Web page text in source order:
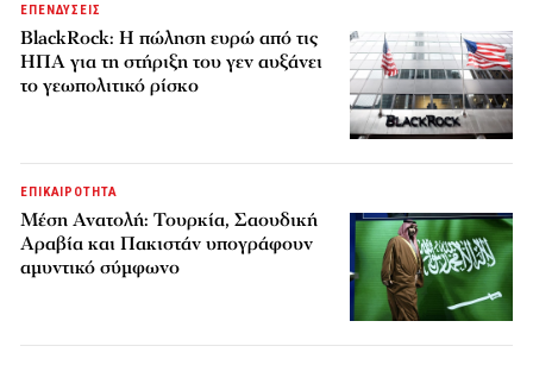
ΕΠΕΝΔΥΣΕΙΣ
BlackRock: Η πώληση ευρώ από τις
ΗΠΑ για τη στήριξη του γεν αυξάνει
το γεωπολιτικό ρίσκο
ΕΠΙΚΑΙΡΟΤΗΤΑ
Μέση Ανατολή: Τουρκία, Σαουδική
Αραβία και Πακιστάν υπογράφουν
αμυντικό σύμφωνο